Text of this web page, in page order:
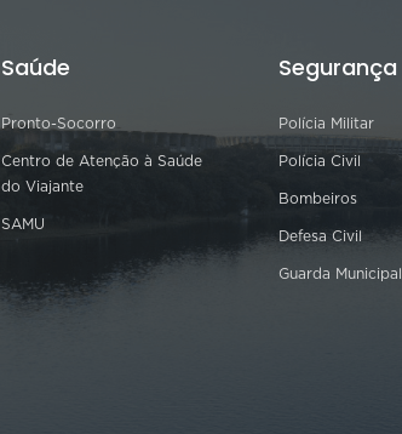
Saúde
Pronto-Socorro
Centro de Atenção à Saúde
do Viajante
SAMU
Segurança
Polícia Militar
Polícia Civil
Bombeiros
Defesa Civil
Guarda Municipal